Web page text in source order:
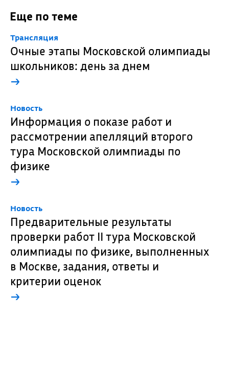
Еще по теме
Трансляция
Очные этапы Московской олимпиады
школьников: день за днем
→
Новость
Информация о показе работ и
рассмотрении апелляций второго
тура Московской олимпиады по
физике
→
Новость
Предварительные результаты
проверки работ II тура Московской
олимпиады по физике, выполненных
в Москве, задания, ответы и
критерии оценок
→